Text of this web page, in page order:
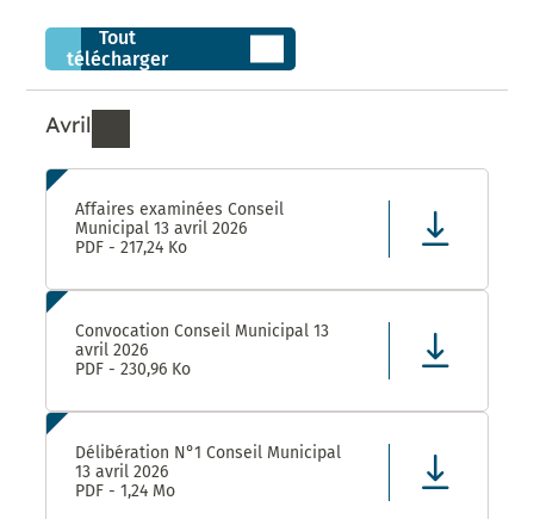
Tout
télécharger
Avril
Ressources de Avril 2026
Affaires examinées Conseil
Municipal 13 avril 2026
PDF - 217,24 Ko
Convocation Conseil Municipal 13
avril 2026
PDF - 230,96 Ko
Délibération N°1 Conseil Municipal
13 avril 2026
PDF - 1,24 Mo